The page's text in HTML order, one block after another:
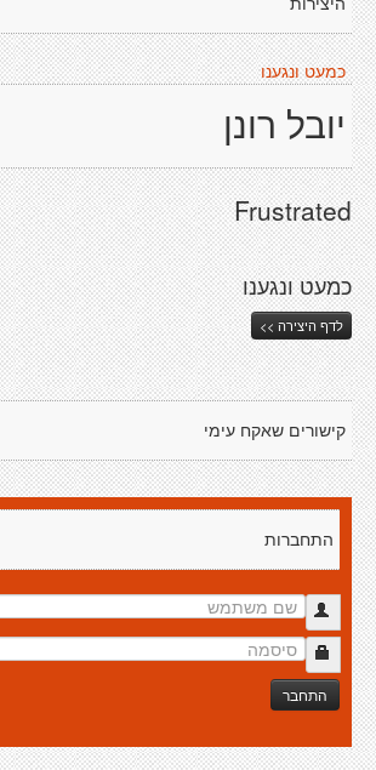
כמעט ונגענו
יובל רונן
Frustrated
כמעט ונגענו
לדף היצירה >>
קישורים שאקח עימי
התחברות
התחבר